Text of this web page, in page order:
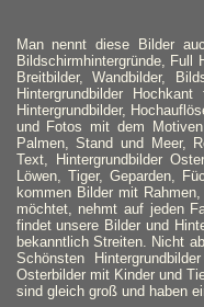
Man nennt diese Bilder
Bildschirmhintergründe, Full
Breitbilder, Wandbilder,
Hintergrundbilder
Hintergrundbilder,
und Fotos mit dem
Palmen, Stand und Meer,
Text, Hintergrundbilder
Löwen, Tiger, Geparden,
kommen Bilder mit
möchtet, nehmt auf jeden
findet unsere Bilder und
bekanntlich Streiten. Nicht
Schönsten
Osterbilder mit Kinder und
sind gleich groß und haben